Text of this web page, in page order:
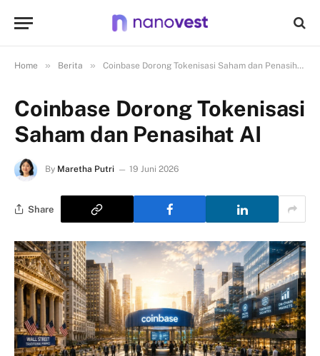
Home » Berita » Coinbase Dorong Tokenisasi Saham dan Penasihat AI
Coinbase Dorong Tokenisasi
Saham dan Penasihat AI
By Maretha Putri 19 Juni 2026
Share